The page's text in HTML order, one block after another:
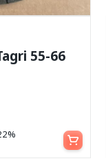
55-66
Aggiungi al carrello